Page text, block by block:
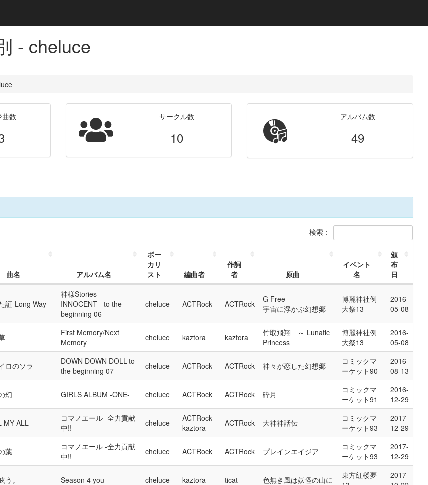
- cheluce
曲数 サークル数
10
アルバム数
49
検索：
曲名 アルバム名
ボー
カリ
スト
編曲者
作詞
者
原曲
イベント
名
頒
布
日
証-Long Way-
神様Stories-
INNOCENT- -to the
beginning 06-
cheluce ACTRock ACTRock
G Free
宇宙に浮かぶ幻想郷
博麗神社例
大祭13
2016-
05-08
First Memory/Next
Memory
cheluce kaztora kaztora
竹取飛翔 ～ Lunatic
Princess
博麗神社例
大祭13
2016-
05-08
ロのソラ
DOWN DOWN DOLL-to
the beginning 07-
cheluce ACTRock ACTRock 神々が恋した幻想郷
コミックマ
ーケット90
2016-
08-13
幻 GIRLS ALBUM -ONE- cheluce ACTRock ACTRock 砕月
コミックマ
ーケット91
2016-
12-29
MY ALL
コマノエール -全力貢献
中!!
cheluce
ACTRock
kaztora
ACTRock 大神神話伝
コミックマ
ーケット93
2017-
12-29
葉
コマノエール -全力貢献
中!!
cheluce ACTRock ACTRock プレインエイジア
コミックマ
ーケット93
2017-
12-29
う。 Season 4 you cheluce kaztora ticat 色無き風は妖怪の山に
東方紅楼夢
2017-